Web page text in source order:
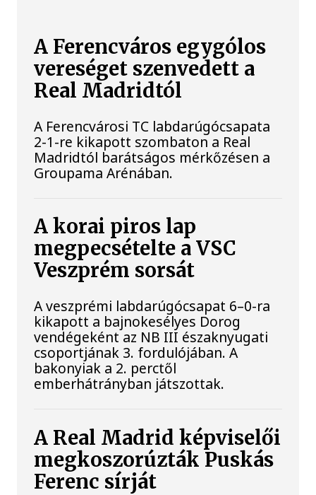
A Ferencváros egygólos
vereséget szenvedett a
Real Madridtól
A Ferencvárosi TC labdarúgócsapata
2-1-re kikapott szombaton a Real
Madridtól barátságos mérkőzésen a
Groupama Arénában.
A korai piros lap
megpecsételte a VSC
Veszprém sorsát
A veszprémi labdarúgócsapat 6–0-ra
kikapott a bajnokesélyes Dorog
vendégeként az NB III északnyugati
csoportjának 3. fordulójában. A
bakonyiak a 2. perctől
emberhátrányban játszottak.
A Real Madrid képviselői
megkoszorúzták Puskás
Ferenc sírját